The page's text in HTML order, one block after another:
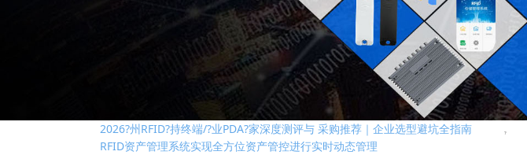
RFID技术是否是制造业中的“必需品”
RFID固定资产管理技术在高校的应用解析
基于RFID叉车仓储物流管理应用及优势
2026?州RFID?持终端/?业PDA?家深度测评与 采购推荐｜企业选型避坑全指南
RFID资产管理系统实现全方位资产管控进行实时动态管理
RFID技术是否是制造业中的“必需品”
RFID固定资产管理技术在高校的应用解析